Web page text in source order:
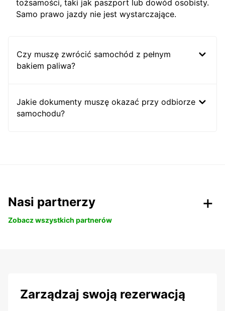
tożsamości, taki jak paszport lub dowód osobisty.
Samo prawo jazdy nie jest wystarczające.
Czy muszę zwrócić samochód z pełnym
bakiem paliwa?
Jakie dokumenty muszę okazać przy odbiorze
samochodu?
Nasi partnerzy
Zobacz wszystkich partnerów
Zarządzaj swoją rezerwacją